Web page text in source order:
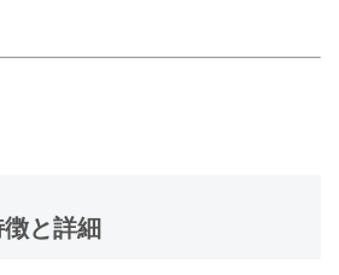
と詳細